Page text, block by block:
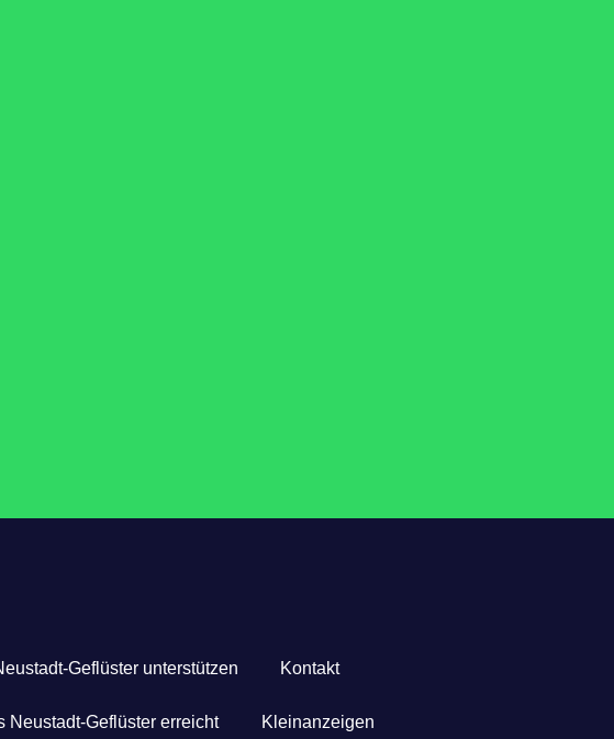
Geflüster unterstützen Kontakt
Neustadt-Geflüster erreicht Kleinanzeigen